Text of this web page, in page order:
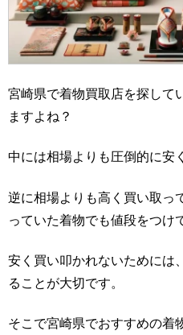
宮崎県で着物買取店を探して
ますよね？
中には相場よりも圧倒的に安
逆に相場よりも高く買い取っ
っていた着物でも値段をつけ
安く買い叩かれないためには
ることが大切です。
そこで宮崎県でおすすめの着